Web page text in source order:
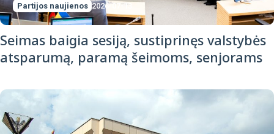
Partijos naujienos 2026-07-13
Seimas baigia sesiją, sustiprinęs valstybės
atsparumą, paramą šeimoms, senjorams